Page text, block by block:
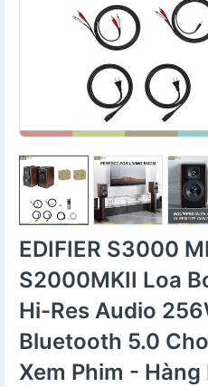
EDIFIER S3000
S2000MKII Loa
Hi-Res Audio
Bluetooth 5.0
Xem Phim - Hàng